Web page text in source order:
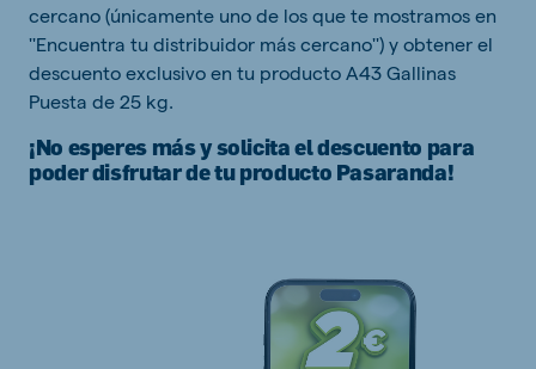
cercano (únicamente uno de los que te mostramos en
''Encuentra tu distribuidor más cercano'') y obtener el
descuento exclusivo en tu producto A43 Gallinas
Puesta de 25 kg.
¡No esperes más y solicita el descuento para
poder disfrutar de tu producto Pasaranda!